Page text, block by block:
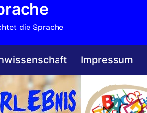
die Sprache
Impressum